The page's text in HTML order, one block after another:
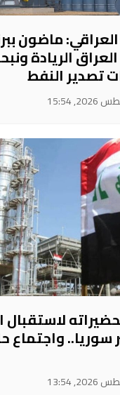
ماضون
الريادة
تصدير النفط
سوريا.. واجتماع